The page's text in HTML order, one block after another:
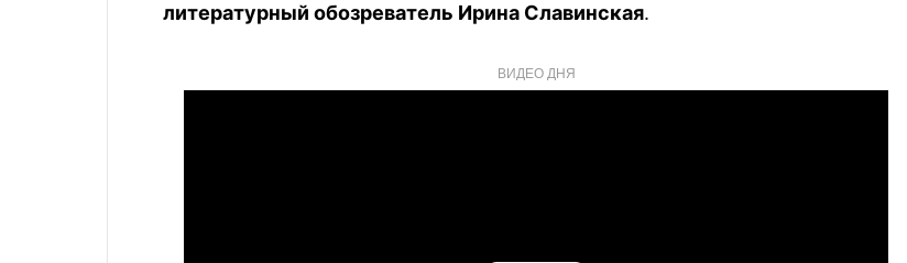
литературный обозреватель Ирина Славинская.
ВИДЕО ДНЯ